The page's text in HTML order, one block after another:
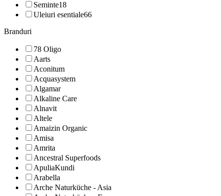
Seminte18
Uleiuri esentiale66
Branduri
78 Oligo
Aarts
Aconitum
Acquasystem
Algamar
Alkaline Care
Alnavit
Altele
Amaizin Organic
Amisa
Amrita
Ancestral Superfoods
ApuliaKundi
Arabella
Arche Naturküche - Asia